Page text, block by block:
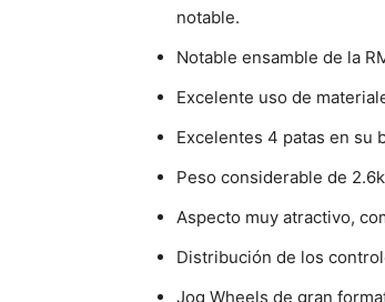
notable.
Notable ensamble de la
Excelente uso de
Excelentes 4 patas en su
Peso considerable de
Aspecto muy atractivo,
Distribución de los
Jog Wheels de gran